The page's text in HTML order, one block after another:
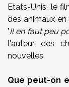
Etats-Unis, le
des animaux
"Il en faut peu
l'auteur des
nouvelles.
Que peut-on